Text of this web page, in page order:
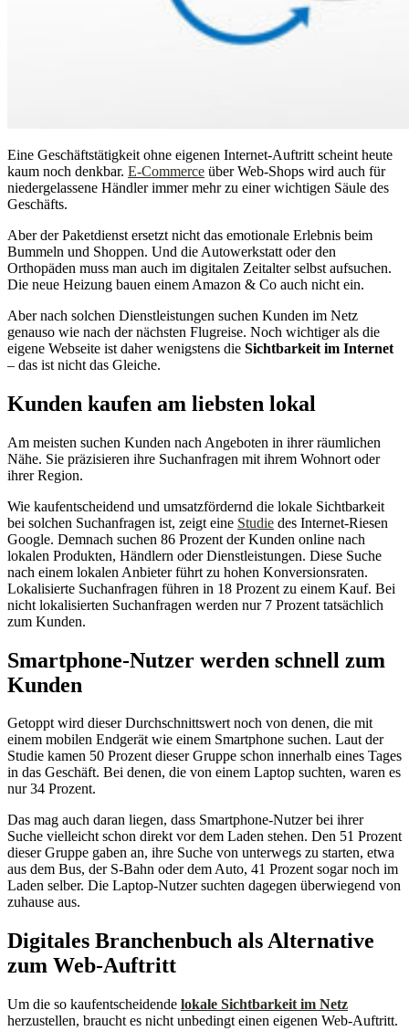
Eine Geschäftstätigkeit ohne eigenen Internet-Auftritt scheint heute
kaum noch denkbar. E-Commerce über Web-Shops wird auch für
niedergelassene Händler immer mehr zu einer wichtigen Säule des
Geschäfts.
Aber der Paketdienst ersetzt nicht das emotionale Erlebnis beim
Bummeln und Shoppen. Und die Autowerkstatt oder den
Orthopäden muss man auch im digitalen Zeitalter selbst aufsuchen.
Die neue Heizung bauen einem Amazon & Co auch nicht ein.
Aber nach solchen Dienstleistungen suchen Kunden im Netz
genauso wie nach der nächsten Flugreise. Noch wichtiger als die
eigene Webseite ist daher wenigstens die Sichtbarkeit im Internet
– das ist nicht das Gleiche.
Kunden kaufen am liebsten lokal
Am meisten suchen Kunden nach Angeboten in ihrer räumlichen
Nähe. Sie präzisieren ihre Suchanfragen mit ihrem Wohnort oder
ihrer Region.
Wie kaufentscheidend und umsatzfördernd die lokale Sichtbarkeit
bei solchen Suchanfragen ist, zeigt eine Studie des Internet-Riesen
Google. Demnach suchen 86 Prozent der Kunden online nach
lokalen Produkten, Händlern oder Dienstleistungen. Diese Suche
nach einem lokalen Anbieter führt zu hohen Konversionsraten.
Lokalisierte Suchanfragen führen in 18 Prozent zu einem Kauf. Bei
nicht lokalisierten Suchanfragen werden nur 7 Prozent tatsächlich
zum Kunden.
Smartphone-Nutzer werden schnell zum
Kunden
Getoppt wird dieser Durchschnittswert noch von denen, die mit
einem mobilen Endgerät wie einem Smartphone suchen. Laut der
Studie kamen 50 Prozent dieser Gruppe schon innerhalb eines Tages
in das Geschäft. Bei denen, die von einem Laptop suchten, waren es
nur 34 Prozent.
Das mag auch daran liegen, dass Smartphone-Nutzer bei ihrer
Suche vielleicht schon direkt vor dem Laden stehen. Den 51 Prozent
dieser Gruppe gaben an, ihre Suche von unterwegs zu starten, etwa
aus dem Bus, der S-Bahn oder dem Auto, 41 Prozent sogar noch im
Laden selber. Die Laptop-Nutzer suchten dagegen überwiegend von
zuhause aus.
Digitales Branchenbuch als Alternative
zum Web-Auftritt
Um die so kaufentscheidende lokale Sichtbarkeit im Netz
herzustellen, braucht es nicht unbedingt einen eigenen Web-Auftritt.